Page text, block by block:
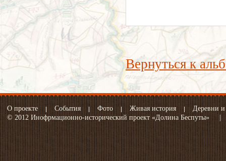
Вернуться к
О проекте События Фото Живая история
Деревни и
© 2012 Инофрмационно-исторический проект «Долина